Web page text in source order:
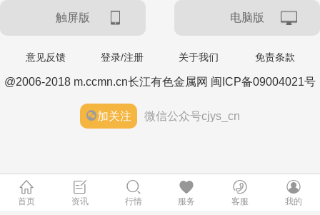
触屏版 电脑版
意见反馈 登录/注册 关于我们 免责条款
@2006-2018 m.ccmn.cn长江有色金属网 闽ICP备09004021号
加关注 微信公众号cjys_cn
首页 资讯 行情 服务 客服 我的